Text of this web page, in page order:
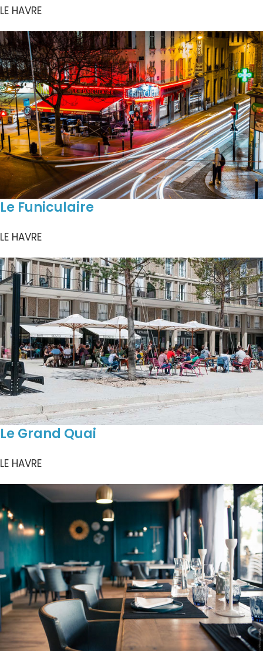
LE HAVRE
Le Funiculaire
LE HAVRE
Le Grand Quai
LE HAVRE